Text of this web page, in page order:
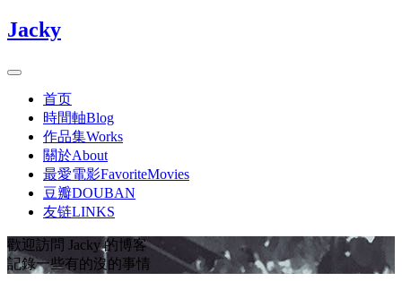
Jacky
首页
時間軸Blog
作品集Works
關於About
最愛電影FavoriteMovies
豆瓣DOUBAN
友链LINKS
歡迎訪問 Jacky 的博客
記錄一些有的沒的事情